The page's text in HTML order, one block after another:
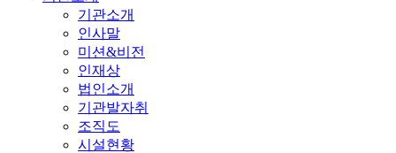
기관소개
인사말
미션&비전
인재상
법인소개
기관발자취
조직도
시설현황